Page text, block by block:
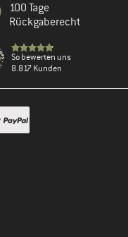
100 Tage
Rückgaberecht
So bewerten uns
8.817 Kunden